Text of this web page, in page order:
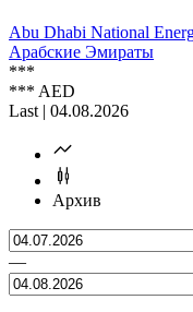
Abu Dhabi National
Арабские Эмираты
***
*** AED
Last | 04.08.2026
Архив
—